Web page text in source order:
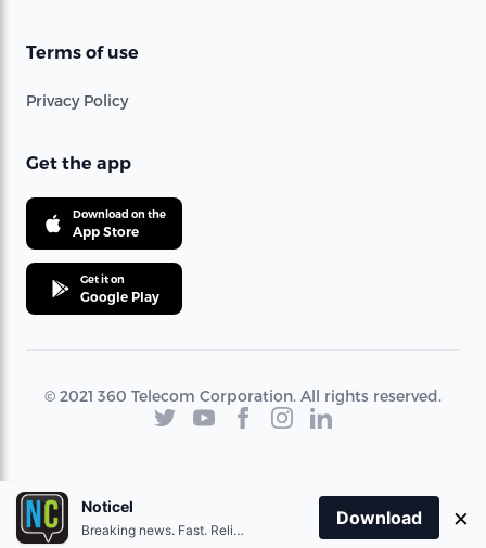
Terms of use
Privacy Policy
Get the app
Download on the
App Store
Get it on
Google Play
© 2021 360 Telecom Corporation. All rights reserved.
Noticel
Breaking news. Fast. Reliable.
Download ×